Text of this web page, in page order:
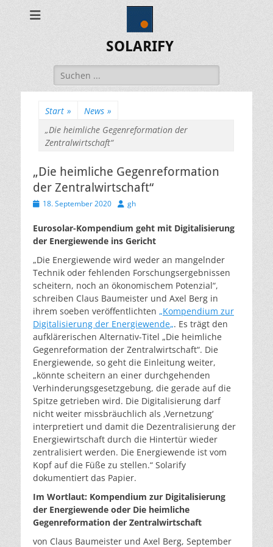
SOLARIFY
Suchen
nach:
Start » News »
„Die heimliche Gegenreformation der
Zentralwirtschaft“
„Die heimliche Gegenreformation
der Zentralwirtschaft“
Veröffentlicht
18. September 2020 Autor
gh
Eurosolar-Kompendium geht mit Digitalisierung
der Energiewende ins Gericht
„Die Energiewende wird weder an mangelnder
Technik oder fehlenden Forschungsergebnissen
scheitern, noch an ökonomischem Potenzial“,
schreiben Claus Baumeister und Axel Berg in
ihrem soeben veröffentlichten „Kompendium zur
Digitalisierung der Energiewende„. Es trägt den
aufklärerischen Alternativ-Titel „Die heimliche
Gegenreformation der Zentralwirtschaft“. Die
Energiewende, so geht die Einleitung weiter,
„könnte scheitern an einer durchgehenden
Verhinderungsgesetzgebung, die gerade auf die
Spitze getrieben wird. Die Digitalisierung darf
nicht weiter missbräuchlich als ‚Vernetzung‘
interpretiert und damit die Dezentralisierung der
Energiewirtschaft durch die Hintertür wieder
zentralisiert werden. Die Energiewende ist vom
Kopf auf die Füße zu stellen.“ Solarify
dokumentiert das Papier.
Im Wortlaut: Kompendium zur Digitalisierung
der Energiewende oder Die heimliche
Gegenreformation der Zentralwirtschaft
von Claus Baumeister und Axel Berg, September